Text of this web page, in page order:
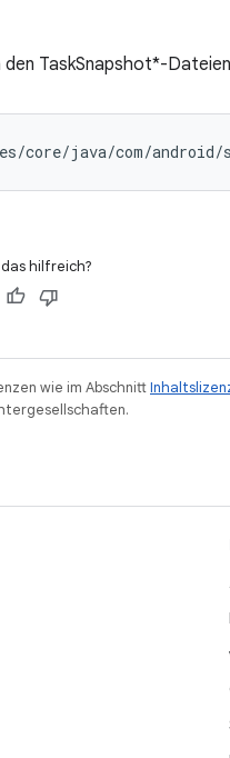
TaskSnapshot*-
core/java/com/android/
hilfreich?
wie im Abschnitt